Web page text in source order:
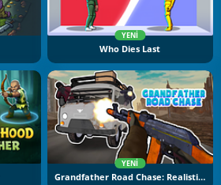
YENI
Who Dies Last
YENI
Grandfather Road Chase: Realistic Shooter